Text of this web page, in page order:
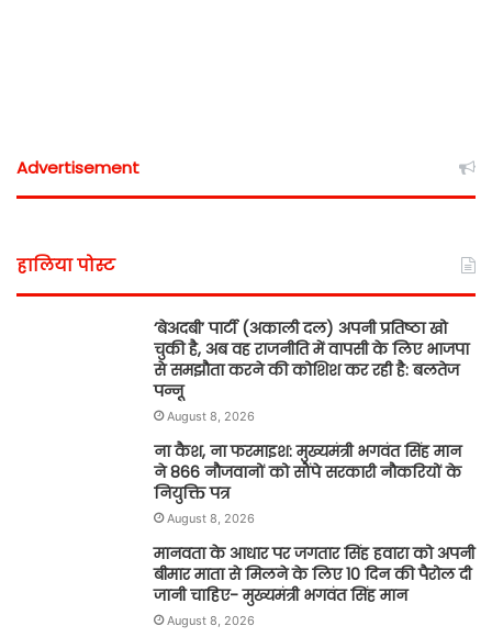
Advertisement
हालिया पोस्ट
‘बेअदबी’ पार्टी (अकाली दल) अपनी प्रतिष्ठा खो
चुकी है, अब वह राजनीति में वापसी के लिए भाजपा
से समझौता करने की कोशिश कर रही है: बलतेज
पन्नू
August 8, 2026
ना कैश, ना फरमाइश: मुख्यमंत्री भगवंत सिंह मान
ने 866 नौजवानों को सौंपे सरकारी नौकरियों के
नियुक्ति पत्र
August 8, 2026
मानवता के आधार पर जगतार सिंह हवारा को अपनी
बीमार माता से मिलने के लिए 10 दिन की पैरोल दी
जानी चाहिए- मुख्यमंत्री भगवंत सिंह मान
August 8, 2026